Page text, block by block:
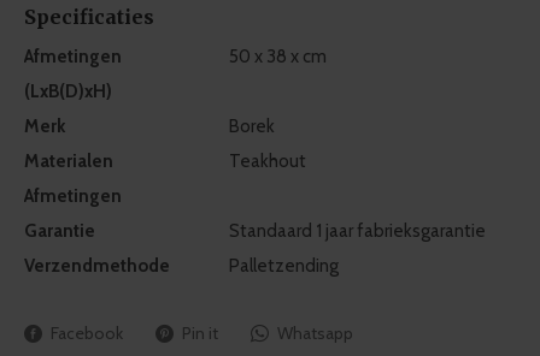
may combine it with other information that you’ve
provided to them or that they’ve collected from your use
of their services.
Specificaties
Afmetingen
(LxB(D)xH)
50 x 38 x cm
Merk
Borek
Materialen
Teakhout
Afmetingen
Garantie
Standaard 1 jaar fabrieksgarantie
Verzendmethode
Palletzending
Facebook Pin it Whatsapp